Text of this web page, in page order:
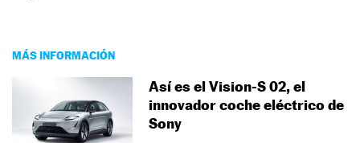
MÁS INFORMACIÓN
Así es el Vision-S 02, el
innovador coche eléctrico de
Sony